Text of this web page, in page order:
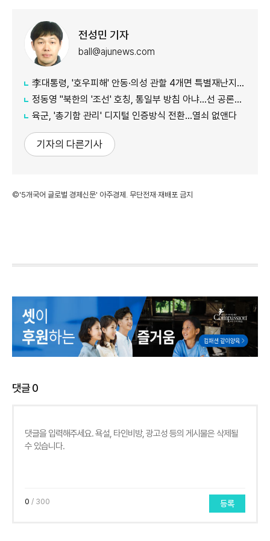
전성민 기자
ball@ajunews.com
李대통령, '호우피해' 안동·의성 관할 4개면 특별재난지역 선포
정동영 "북한의 '조선' 호칭, 통일부 방침 아냐...선 공론화 먼저"
육군, '총기함 관리' 디지털 인증방식 전환…열쇠 없앤다
기자의 다른기사
©'5개국어 글로벌 경제신문' 아주경제. 무단전재·재배포 금지
댓글0
0 / 300 등록